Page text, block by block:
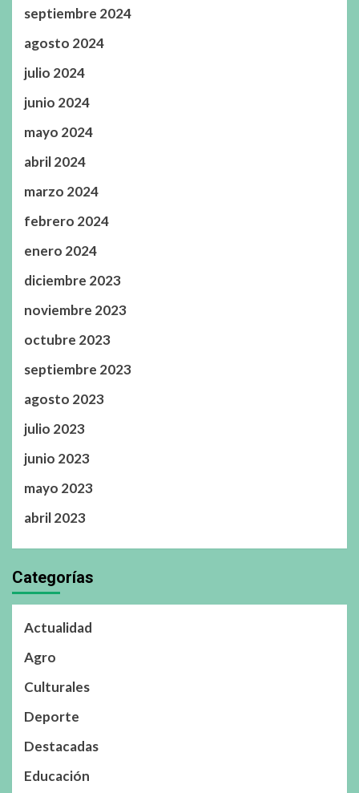
septiembre 2024
agosto 2024
julio 2024
junio 2024
mayo 2024
abril 2024
marzo 2024
febrero 2024
enero 2024
diciembre 2023
noviembre 2023
octubre 2023
septiembre 2023
agosto 2023
julio 2023
junio 2023
mayo 2023
abril 2023
Categorías
Actualidad
Agro
Culturales
Deporte
Destacadas
Educación